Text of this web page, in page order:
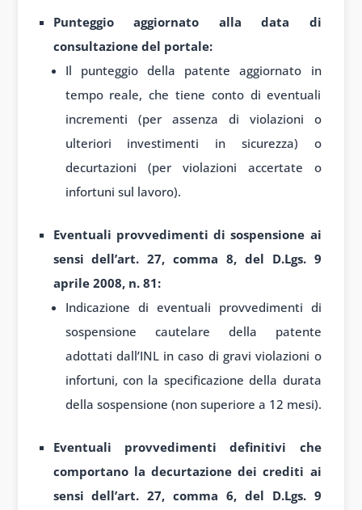
Punteggio aggiornato alla data di
consultazione del portale:
Il punteggio della patente aggiornato in
tempo reale, che tiene conto di eventuali
incrementi (per assenza di violazioni o
ulteriori investimenti in sicurezza) o
decurtazioni (per violazioni accertate o
infortuni sul lavoro).
Eventuali provvedimenti di sospensione ai
sensi dell’art. 27, comma 8, del D.Lgs. 9
aprile 2008, n. 81:
Indicazione di eventuali provvedimenti di
sospensione cautelare della patente
adottati dall’INL in caso di gravi violazioni o
infortuni, con la specificazione della durata
della sospensione (non superiore a 12 mesi).
Eventuali provvedimenti definitivi che
comportano la decurtazione dei crediti ai
sensi dell’art. 27, comma 6, del D.Lgs. 9